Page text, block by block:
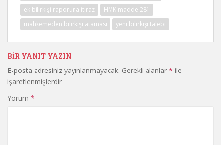
ek bilirkişi raporuna itiraz
HMK madde 281
mahkemeden bilirkişi ataması
yeni bilirkişi talebi
BIR YANIT YAZIN
E-posta adresiniz yayınlanmayacak. Gerekli alanlar * ile
işaretlenmişlerdir
Yorum *